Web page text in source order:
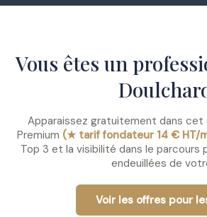
Vous êtes un
Apparaissez gratuitement dans cet
Premium (★ tarif fondateur 14 € HT/
Top 3 et la visibilité dans le parcours
endeuillées de
Voir les offres pour